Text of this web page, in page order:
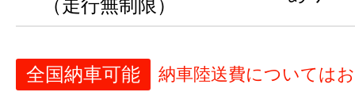
（走行無制限）
全国納車可能 納車陸送費については